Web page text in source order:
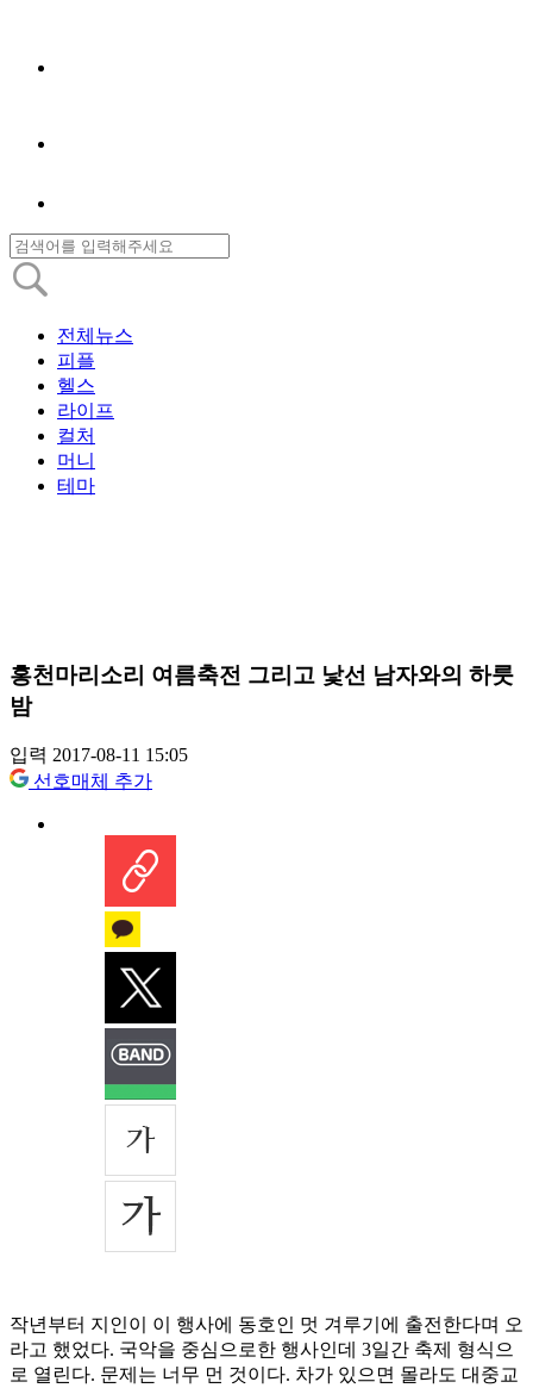
전체뉴스
피플
헬스
라이프
컬처
머니
테마
홍천마리소리 여름축전 그리고 낯선 남자와의 하룻
밤
입력 2017-08-11 15:05
선호매체 추가
작년부터 지인이 이 행사에 동호인 멋 겨루기에 출전한다며 오
라고 했었다. 국악을 중심으로한 행사인데 3일간 축제 형식으
로 열린다. 문제는 너무 먼 것이다. 차가 있으면 몰라도 대중교